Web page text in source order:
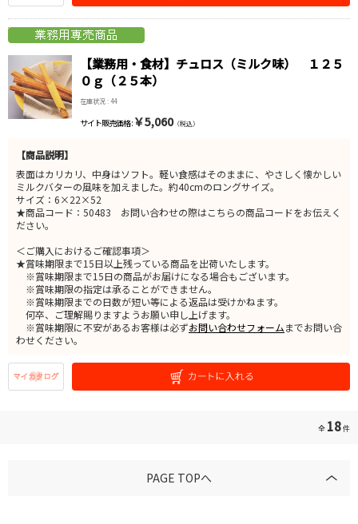
【業務用・食材】チュロス（ミルク味） １２５
０ｇ（２５本）
在庫状況 : 44
サイト販売価格 : ￥5,060（税込）
【商品説明】
表面はカリカリ、中身はソフト。軽い食感はそのままに、やさしく懐かしい
ミルクバターの風味を加えました。約40cmのロングサイズ。
サイズ：6×22×52
★商品コード：50483 お問い合わせの際はこちらの商品コードをお伝えく
ださい。
＜ご購入におけるご確認事項＞
★賞味期限まで15日以上残っている商品を出荷いたします。
※賞味期限まで15日の商品がお届けになる場合もございます。
※賞味期限の指定は承ることができません。
※賞味期限までの日数が短い等による返品は受けかねます。
何卒、ご理解賜りますようお願い申し上げます。
※賞味期限に不安があるお客様は必ずお問い合わせフォームまでお問い合
わせください。
全 18件
PAGE TOPへ